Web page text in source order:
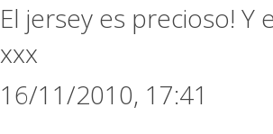
El jersey es precioso!
xxx
16/11/2010, 17:41